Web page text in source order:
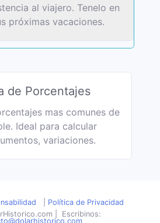
al viajero. Tenelo en
próximas vacaciones.
de Porcentajes
mas comunes de
Ideal para calcular
variaciones.
Política de Privacidad
Escribinos: